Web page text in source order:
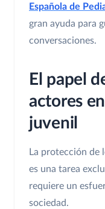
Española de
gran ayuda para
conversaciones.
El papel
actores
juvenil
La protección de
es una tarea
requiere un
sociedad.